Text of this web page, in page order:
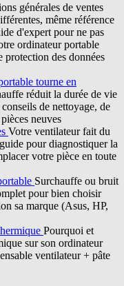
générales de ventes
même référence
d'expert pour ne pas
ordinateur portable
protection des données
tourne en
réduit la durée de vie
de nettoyage, de
neuves
Votre ventilateur fait du
pour diagnostiquer la
votre pièce en toute
Surchauffe ou bruit
pour bien choisir
sa marque (Asus, HP,
Pourquoi et
sur son ordinateur
ventilateur + pâte